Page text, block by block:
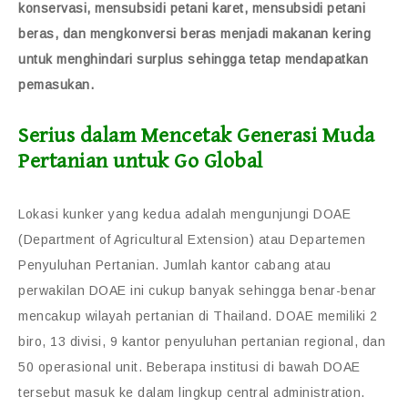
konservasi, mensubsidi petani karet, mensubsidi petani
beras, dan mengkonversi beras menjadi makanan kering
untuk menghindari surplus sehingga tetap mendapatkan
pemasukan.
Serius dalam Mencetak Generasi Muda
Pertanian untuk Go Global
Lokasi kunker yang kedua adalah mengunjungi DOAE
(Department of Agricultural Extension) atau Departemen
Penyuluhan Pertanian. Jumlah kantor cabang atau
perwakilan DOAE ini cukup banyak sehingga benar-benar
mencakup wilayah pertanian di Thailand. DOAE memiliki 2
biro, 13 divisi, 9 kantor penyuluhan pertanian regional, dan
50 operasional unit. Beberapa institusi di bawah DOAE
tersebut masuk ke dalam lingkup central administration.